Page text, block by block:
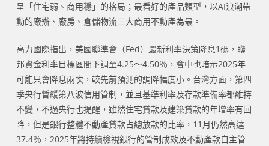
呈「住宅弱、商用穩」的格局；最看好的產品類型，以AI浪潮帶
動的廠辦、廠房、倉儲物流三大商用不動產為最。
高力國際指出，美國聯準會（Fed）最新利率決策降息1碼，聯
邦資金利率目標區間下調至4.25～4.50％，會中也暗示2025年
可能只會降息兩次，較先前預測的調降幅度小。台灣方面，第四
季央行暫緩第八波信用管制，並且基準利率及存款準備率都維持
不變，不過央行也提醒，雖然住宅貸款及建築貸款的年增率有回
降，但是銀行整體不動產貸款占總放款的比率，11月仍然高達
37.4％，2025年將持續檢視銀行的管制成效及不動產款自主管